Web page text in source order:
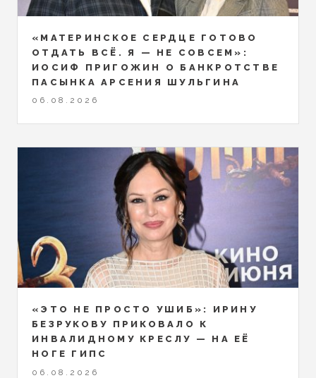
«МАТЕРИНСКОЕ СЕРДЦЕ ГОТОВО
ОТДАТЬ ВСЁ. Я — НЕ СОВСЕМ»:
ИОСИФ ПРИГОЖИН О БАНКРОТСТВЕ
ПАСЫНКА АРСЕНИЯ ШУЛЬГИНА
06.08.2026
«ЭТО НЕ ПРОСТО УШИБ»: ИРИНУ
БЕЗРУКОВУ ПРИКОВАЛО К
ИНВАЛИДНОМУ КРЕСЛУ — НА ЕЁ
НОГЕ ГИПС
06.08.2026